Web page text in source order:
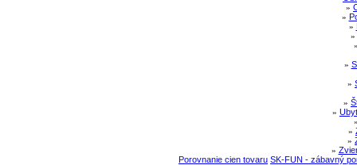
»
»
»
»
»
»
»
»
»
»
»
Porovnanie cien tovaru SK-FUN - zábavný